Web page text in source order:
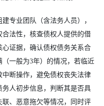
专业团队（含法务人员），
法性，核查债权人提供的借
证据，确认债权债务关系合
一般为3年）的情况，若临近
断操作，避免债权丧失法律
人初步信息，判断其是否具
、恶意拖欠等情况，同时评